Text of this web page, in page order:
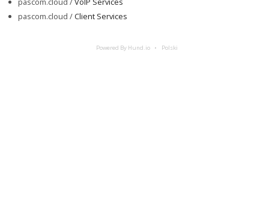
pascom.cloud /Client Services
Powered By Hund.io Polski